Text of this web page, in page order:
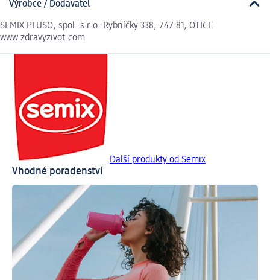
Výrobce / Dodavatel
SEMIX PLUSO, spol. s r.o. Rybníčky 338, 747 81, OTICE
www.zdravyzivot.com
Další produkty od Semix
Vhodné poradenství